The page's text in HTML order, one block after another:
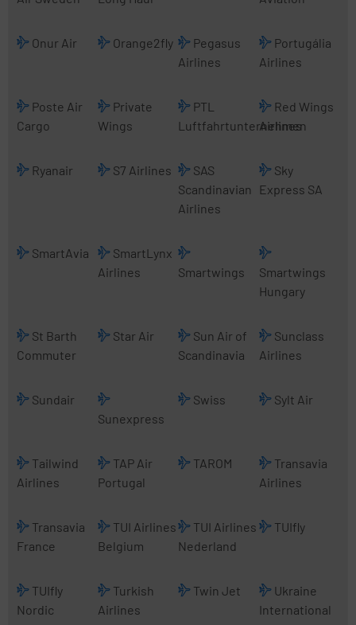
Onur Air Orange2fly
Pegasus
Airlines
Portugália
Airlines
Poste Air
Cargo
Private
Wings
PTL
Luftfahrtunternehmen
Red Wings
Airlines
Ryanair S7 Airlines
SAS
Scandinavian
Airlines
Sky
Express SA
SmartAvia
SmartLynx
Airlines
Smartwings
Smartwings
Hungary
St Barth
Commuter
Star Air
Sun Air of
Scandinavia
Sunclass
Airlines
Sundair
Sunexpress
Swiss Sylt Air
Tailwind
Airlines
TAP Air
Portugal
TAROM
Transavia
Airlines
Transavia
France
TUI Airlines
Belgium
TUI Airlines
Nederland
TUIfly
TUIfly
Nordic
Turkish
Airlines
Twin Jet
Ukraine
International